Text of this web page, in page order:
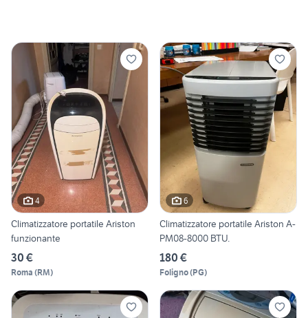
4
Climatizzatore portatile Ariston
funzionante
30 €
Roma (RM)
6
Climatizzatore portatile Ariston A-
PM08-8000 BTU.
180 €
Foligno(PG)